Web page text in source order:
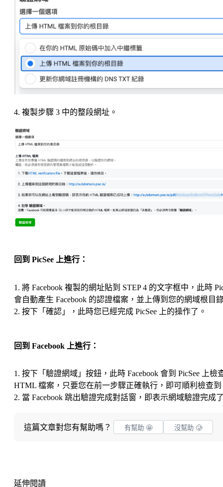
4. 複製步驟 3 中的整段網址。
回到 PicSee 上進行：
1. 將 Facebook 複製的網址貼到 STEP 4 的文字框中，此時
會自動產生 Facebook 的認證檔案，並上傳到您的網域根目
2. 按下「確認」，此時您已經完成 PicSee 上的操作了。
回到 Facebook 上進行：
1. 按下「驗證網域」按鈕，此時 Facebook 會到 PicSee 上檢
HTML 檔案，只要您在前一步驟正確執行，即可順利檢查到
2. 當 Facebook 跳出驗證完成對話窗，即表示網域驗證完成
這篇文章對您有幫助嗎？ 有幫助 🤩 沒幫助 🥲
延伸閱讀